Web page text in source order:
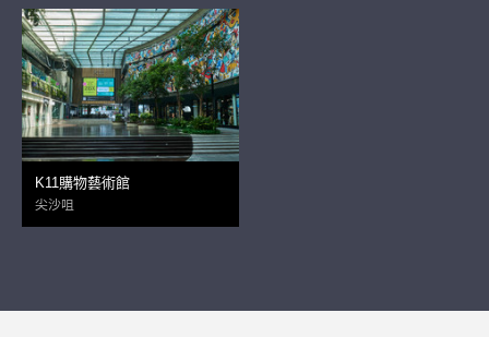
K11購物藝術館
尖沙咀